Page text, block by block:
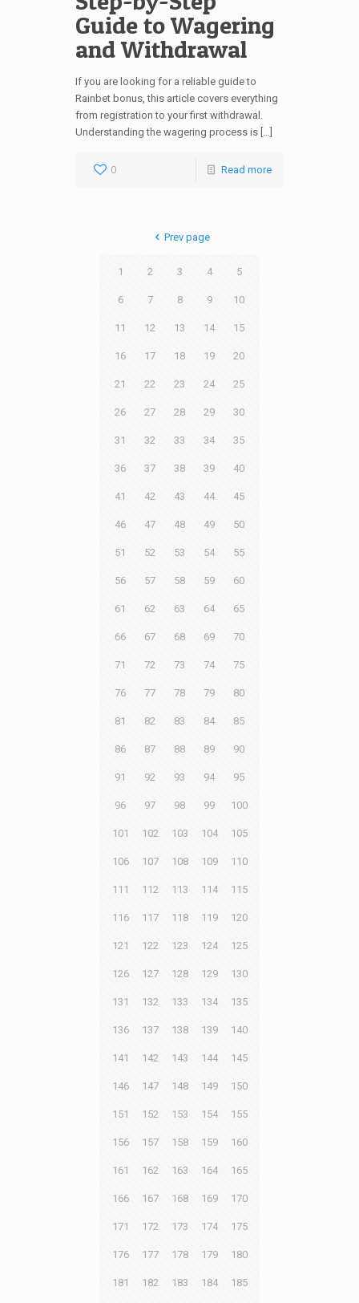
Guide to Wagering
and Withdrawal
If you are looking for a reliable guide to
Rainbet bonus, this article covers everything
from registration to your first withdrawal.
Understanding the wagering process is […]
0 Read more
Prev page
1 2 3 4 5
6 7 8 9 10
11 12 13 14 15
16 17 18 19 20
21 22 23 24 25
26 27 28 29 30
31 32 33 34 35
36 37 38 39 40
41 42 43 44 45
46 47 48 49 50
51 52 53 54 55
56 57 58 59 60
61 62 63 64 65
66 67 68 69 70
71 72 73 74 75
76 77 78 79 80
81 82 83 84 85
86 87 88 89 90
91 92 93 94 95
96 97 98 99 100
101 102 103 104 105
106 107 108 109 110
111 112 113 114 115
116 117 118 119 120
121 122 123 124 125
126 127 128 129 130
131 132 133 134 135
136 137 138 139 140
141 142 143 144 145
146 147 148 149 150
151 152 153 154 155
156 157 158 159 160
161 162 163 164 165
166 167 168 169 170
171 172 173 174 175
176 177 178 179 180
181 182 183 184 185